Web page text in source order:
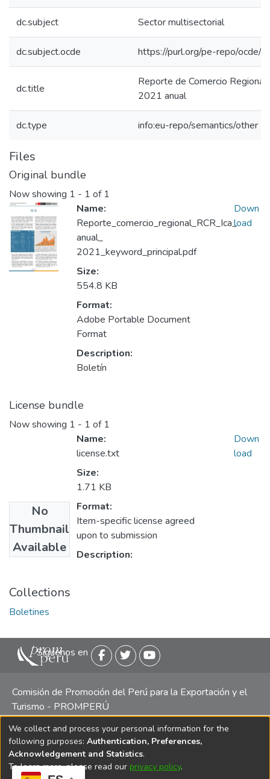
dc.subject Sector multisectorial
dc.subject.ocde https://purl.org/pe-repo/ocde/
dc.title
Reporte de Comercio Regional
2021 anual
dc.type info:eu-repo/semantics/other
Files
Original bundle
Now showing 1 - 1 of 1
Name:
Reporte_comercio_regional_RCR_Ica_
anual_
2021_keyword_principal.pdf
Size:
554.8 KB
Format:
Adobe Portable Document
Format
Description:
Boletín
Down
load
License bundle
Now showing 1 - 1 of 1
No
Thumbnail
Available
Name:
license.txt
Size:
1.71 KB
Format:
Item-specific license agreed
upon to submission
Description:
Down
load
Collections
Boletines
Siguenos en
Comisión de Promoción del Perú para la Exportación y el
Turismo - PROMPERÚ
Central telefónica: (511) 616 7300 / 616 7400 Calle Uno
Oeste 50, Edificio Mincetur, Pisos 13 y 14, San Isidro -
Lima
We collect and process your personal information for the
following purposes: Authentication, Preferences,
Acknowledgement and Statistics.
To learn more, please read our privacy policy.